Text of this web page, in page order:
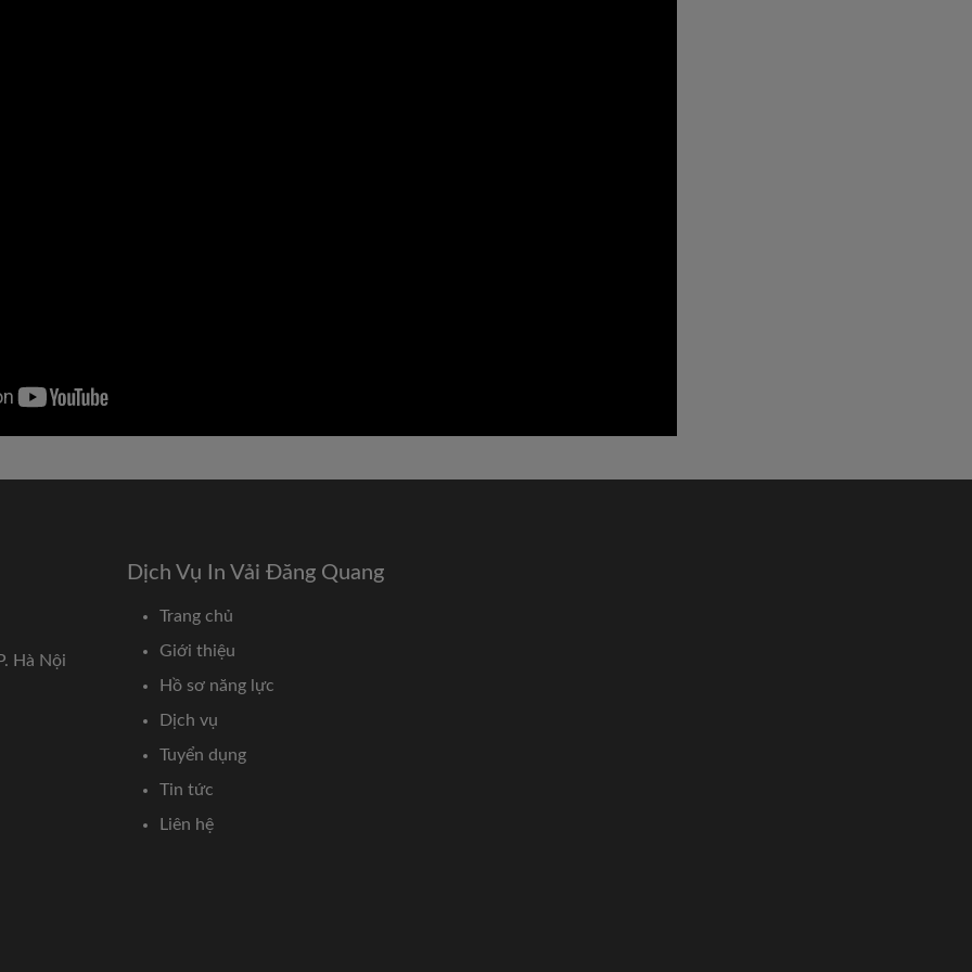
Hà Nội
Dịch Vụ In Vải Đăng Quang
Trang chủ
Giới thiệu
Hồ sơ năng lực
Dịch vụ
Tuyển dụng
Tin tức
Liên hệ